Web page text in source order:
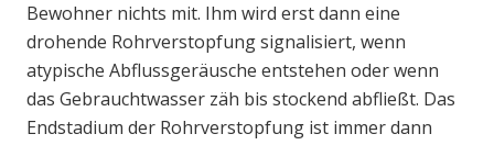
Bewohner nichts mit. Ihm wird erst dann eine
drohende Rohrverstopfung signalisiert, wenn
atypische Abflussgeräusche entstehen oder wenn
das Gebrauchtwasser zäh bis stockend abfließt. Das
Endstadium der Rohrverstopfung ist immer dann